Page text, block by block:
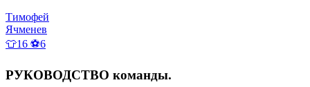
Тимофей
Ячменев
👕16 ⚽6
РУКОВОДСТВО команды.